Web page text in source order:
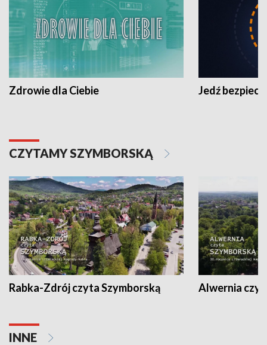
Zdrowie dla Ciebie Jedź
CZYTAMY SZYMBORSKĄ
Rabka-Zdrój czyta Szymborską Alwernia
INNE